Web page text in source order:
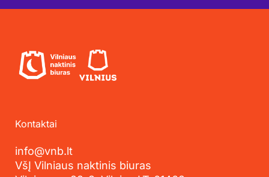
Kontaktai
info@vnb.lt
VšĮ Vilniaus naktinis biuras